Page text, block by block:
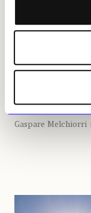
NEWS TURISMO
Ad agosto, da
prende cura del
Gaspare Melchiorri